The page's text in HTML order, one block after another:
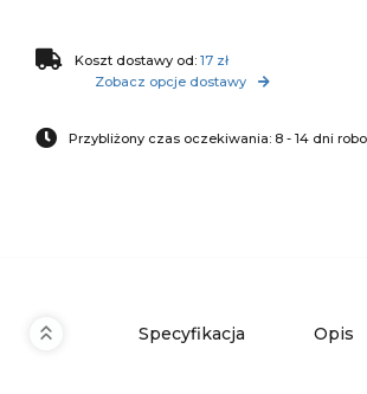
Koszt dostawy od: 17 zł
Zobacz opcje dostawy
Przybliżony czas oczekiwania: 8 - 14 dni
Specyfikacja Opis